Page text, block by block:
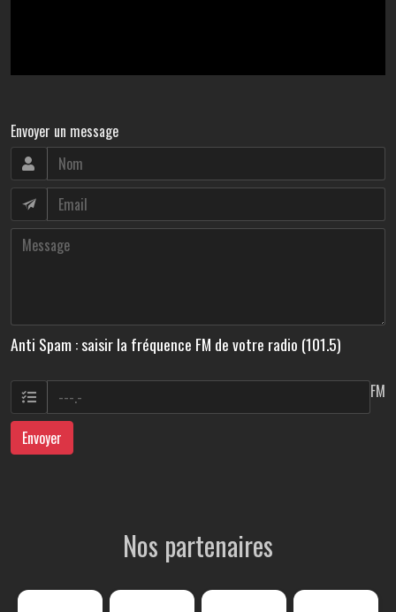
Envoyer un message
Anti Spam : saisir la fréquence FM de votre radio (101.5)
FM
Envoyer
Nos partenaires